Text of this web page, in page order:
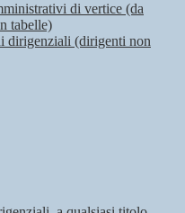
di vertice (da
tabelle)
dirigenziali (dirigenti non